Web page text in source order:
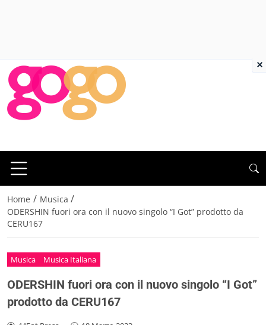
Home / Musica /
ODERSHIN fuori ora con il nuovo singolo “I Got” prodotto da
CERU167
Musica Musica Italiana
ODERSHIN fuori ora con il nuovo singolo “I Got”
prodotto da CERU167
×